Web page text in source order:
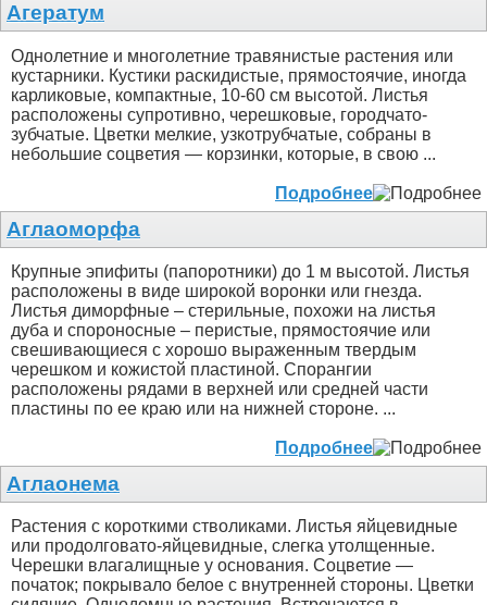
Агератум
Однолетние и многолетние травянистые растения или
кустарники. Кустики раскидистые, прямостоячие, иногда
карликовые, компактные, 10-60 см высотой. Листья
расположены супротивно, черешковые, городчато-
зубчатые. Цветки мелкие, узкотрубчатые, собраны в
небольшие соцветия — корзинки, которые, в свою ...
Подробнее
Аглаоморфа
Крупные эпифиты (папоротники) до 1 м высотой. Листья
расположены в виде широкой воронки или гнезда.
Листья диморфные – стерильные, похожи на листья
дуба и спороносные – перистые, прямостоячие или
свешивающиеся с хорошо выраженным твердым
черешком и кожистой пластиной. Спорангии
расположены рядами в верхней или средней части
пластины по ее краю или на нижней стороне. ...
Подробнее
Аглаонема
Растения с короткими стволиками. Листья яйцевидные
или продолговато-яйцевидные, слегка утолщенные.
Черешки влагалищные у основания. Соцветие —
початок; покрывало белое с внутренней стороны. Цветки